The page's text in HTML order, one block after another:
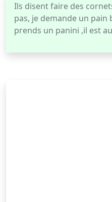
Ils disent faire des
pas, je demande un pain
prends un panini ,il est